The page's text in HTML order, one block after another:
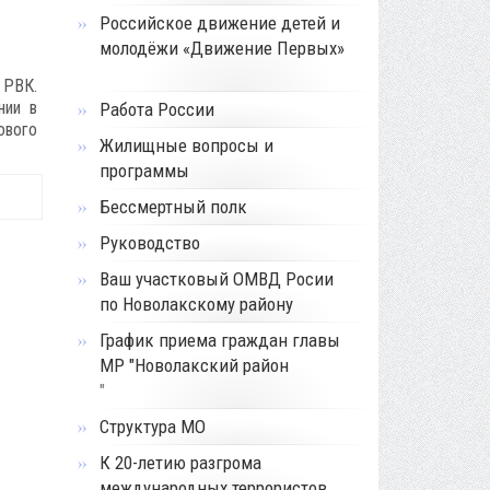
РВК.
в
Российское движение детей и
молодёжи «Движение Первых»
Работа России
Жилищные вопросы и
программы
Бессмертный полк
Руководство
Ваш участковый ОМВД Росии
по Новолакскому району
График приема граждан главы
МР "Новолакский район
"
Структура МО
К 20-летию разгрома